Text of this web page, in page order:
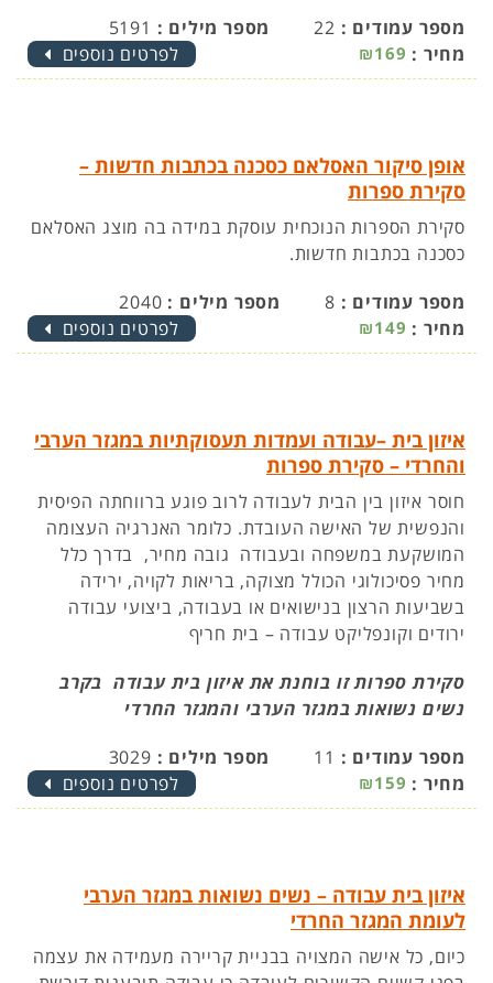
מספר עמודים : 22 מספר מילים : 5191
מחיר : ₪169 לפרטים נוספים
אופן סיקור האסלאם כסכנה בכתבות חדשות –
סקירת ספרות
סקירת הספרות הנוכחית עוסקת במידה בה מוצג האסלאם
כסכנה בכתבות חדשות.
מספר עמודים : 8 מספר מילים : 2040
מחיר : ₪149 לפרטים נוספים
איזון בית –עבודה ועמדות תעסוקתיות במגזר הערבי
והחרדי – סקירת ספרות
חוסר איזון בין הבית לעבודה לרוב פוגע ברווחתה הפיסית
והנפשית של האישה העובדת. כלומר האנרגיה העצומה
המושקעת במשפחה ובעבודה גובה מחיר, בדרך כלל
מחיר פסיכולוגי הכולל מצוקה, בריאות לקויה, ירידה
בשביעות הרצון בנישואים או בעבודה, ביצועי עבודה
ירודים וקונפליקט עבודה – בית חריף
סקירת ספרות זו בוחנת את איזון בית עבודה בקרב
נשים נשואות במגזר הערבי והמגזר החרדי
מספר עמודים : 11 מספר מילים : 3029
מחיר : ₪159 לפרטים נוספים
איזון בית עבודה – נשים נשואות במגזר הערבי
לעומת המגזר החרדי
כיום, כל אישה המצויה בבניית קריירה מעמידה את עצמה